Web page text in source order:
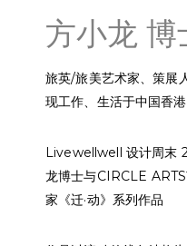
方小龙 博
旅英/旅美艺术家、策展
现工作、生活于中国香
Livewellwell 设计周末
龙博士与CIRCLE
家《迁·动》系列作品